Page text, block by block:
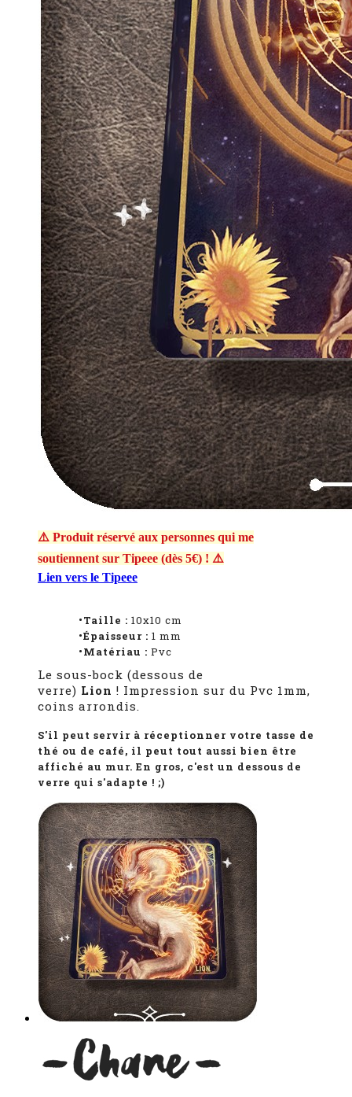
⚠️ Produit réservé aux personnes qui me
soutiennent sur Tipeee (dès 5€) ! ⚠️
Lien vers le Tipeee
•Taille : 10x10 cm
•Épaisseur : 1 mm
•Matériau : Pvc
Le sous-bock (dessous de
verre) Lion ! Impression sur du Pvc 1mm,
coins arrondis.
S'il peut servir à réceptionner votre tasse de
thé ou de café, il peut tout aussi bien être
affiché au mur. En gros, c'est un dessous de
verre qui s'adapte ! ;)